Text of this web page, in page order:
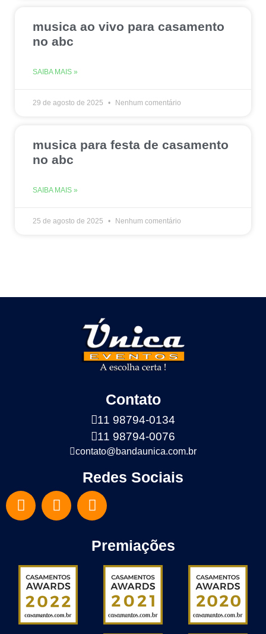
musica ao vivo para casamento
no abc
SAIBA MAIS »
29 de agosto de 2025 Nenhum comentário
musica para festa de casamento
no abc
SAIBA MAIS »
25 de agosto de 2025 Nenhum comentário
Contato
11 98794-0134
11 98794-0076
contato@bandaunica.com.br
Redes Sociais
Premiações